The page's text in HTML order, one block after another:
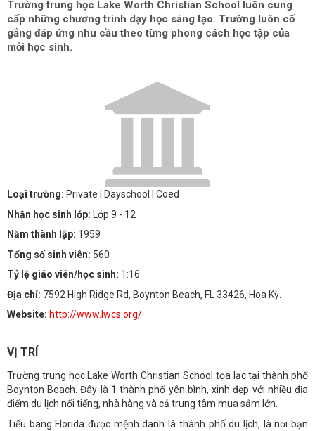
Trường trung học Lake Worth Christian School luôn cung
cấp những chương trình dạy học sáng tạo. Trường luôn cố
gắng đáp ứng nhu cầu theo từng phong cách học tập của
mỗi học sinh.
Loại trường: Private | Dayschool
| Coed
Nhận học sinh lớp: Lớp 9 - 12
Năm thành lập: 1959
Tổng số sinh viên: 560
Tỷ lệ giáo viên/học sinh: 1:16
Địa chỉ: 7592 High Ridge Rd, Boynton Beach, FL 33426, Hoa Kỳ.
Website: http://www.lwcs.org/
VỊ TRÍ
Trường trung học Lake Worth Christian School tọa lạc tại thành phố
Boynton Beach. Đây là 1 thành phố yên bình, xinh đẹp với nhiều địa
điểm du lịch nổi tiếng, nhà hàng và cả trung tâm mua sắm lớn.
Tiểu bang Florida được mệnh danh là thành phố du lịch, là nơi bạn